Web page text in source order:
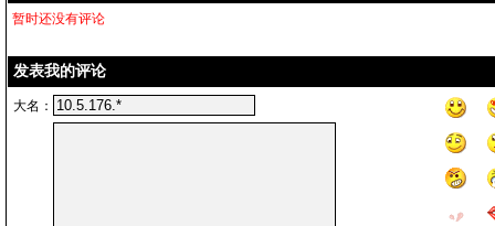
暂时还没有评论
发表我的评论
大名：